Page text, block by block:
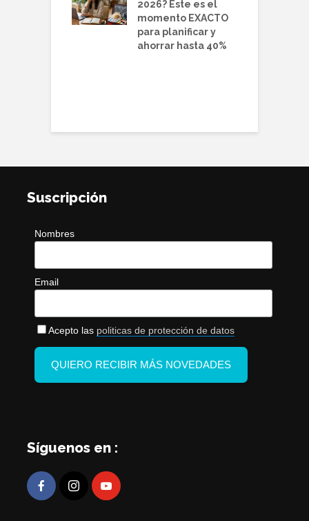
2026? Este es el
momento EXACTO
para planificar y
ahorrar hasta 40%
Suscripción
Nombres
Email
Acepto las politicas de protección de datos
Síguenos en :